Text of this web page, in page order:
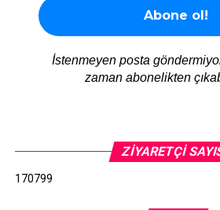
İstenmeyen posta
zaman abonelikten
ZIYARETÇI
170799